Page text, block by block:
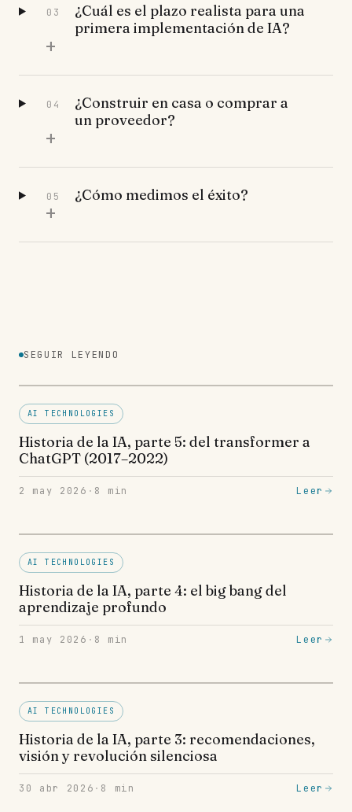
03
¿Cuál es el plazo realista para una
primera implementación de IA?
+
04
¿Construir en casa o comprar a
un proveedor?
+
05 ¿Cómo medimos el éxito?
+
SEGUIR LEYENDO
AI TECHNOLOGIES
Historia de la IA, parte 5: del transformer a
ChatGPT (2017–2022)
2 may 2026 · 8 min Leer
AI TECHNOLOGIES
Historia de la IA, parte 4: el big bang del
aprendizaje profundo
1 may 2026 · 8 min Leer
AI TECHNOLOGIES
Historia de la IA, parte 3: recomendaciones,
visión y revolución silenciosa
30 abr 2026 · 8 min Leer